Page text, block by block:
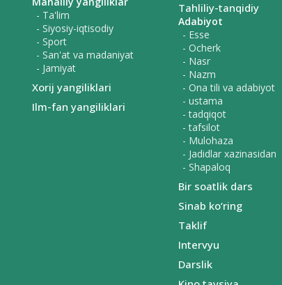
- Ta'lim
- Siyosiy-iqtisodiy
- Sport
- San'at va madaniyat
- Jamiyat
Xorij yangiliklari
Ilm-fan yangiliklari
Tahliliy-tanqidiy
Adabiyot
- Esse
- Ocherk
- Nasr
- Nazm
- Ona tili va adabiyot
- ustama
- tadqiqot
- tafsilot
- Mulohaza
- Jadidlar xazinasidan
- Shapaloq
Bir soatlik dars
Sinab ko‘ring
Taklif
Intervyu
Darslik